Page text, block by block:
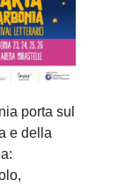
porta sul
e della